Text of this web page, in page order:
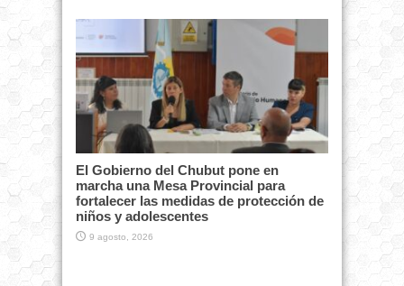
El Gobierno del Chubut pone en
marcha una Mesa Provincial para
fortalecer las medidas de protección de
niños y adolescentes
9 agosto, 2026